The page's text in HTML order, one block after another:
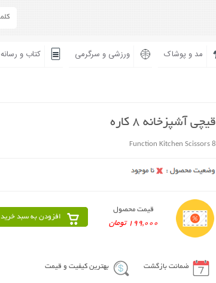
مد و پوشاک ورزشی و سرگرمی کتاب و رسانه
قیچی آشپزخانه 8 کاره
8 Function Kitchen Scissors
قیمت محصول
199,000 تومان
افزودن به سبد خرید
ضمانت بازگشت بهترین کیفیت و قیمت